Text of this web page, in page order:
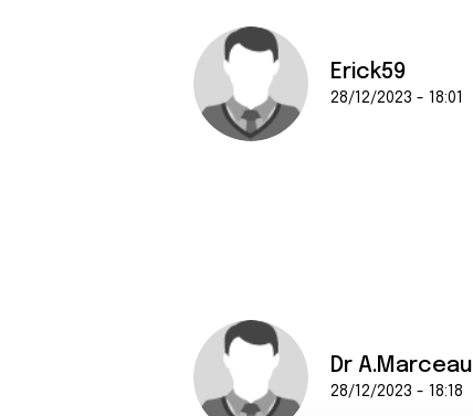
Erick59
28/12/2023 - 18:01
Dr A.Marceau
28/12/2023 - 18:18